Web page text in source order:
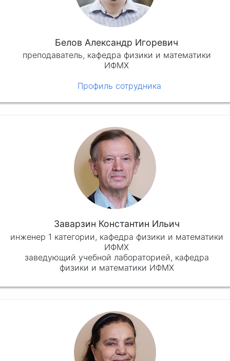
Белов Александр Игоревич
преподаватель, кафедра физики и математики
ИФМХ
Профиль сотрудника
Заварзин Константин Ильич
инженер 1 категории, кафедра физики и математики
ИФМХ
заведующий учебной лабораторией, кафедра
физики и математики ИФМХ